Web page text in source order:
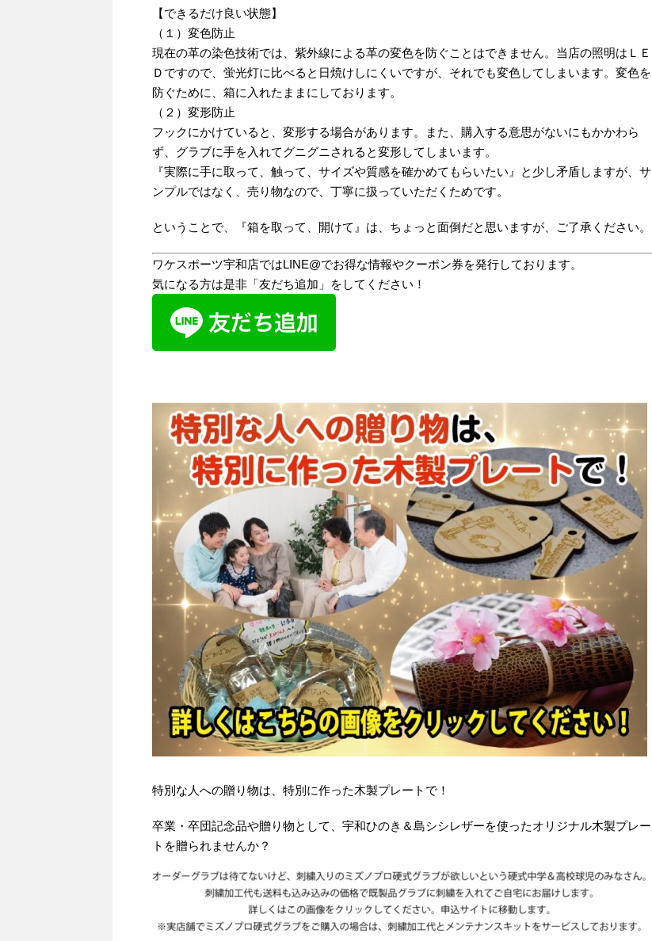
【できるだけ良い状態】
（１）変色防止
現在の革の染色技術では、紫外線による革の変色を防ぐことはできません。当店の照明はＬＥ
Ｄですので、蛍光灯に比べると日焼けしにくいですが、それでも変色してしまいます。変色を
防ぐために、箱に入れたままにしております。
（２）変形防止
フックにかけていると、変形する場合があります。また、購入する意思がないにもかかわら
ず、グラブに手を入れてグニグニされると変形してしまいます。
『実際に手に取って、触って、サイズや質感を確かめてもらいたい』と少し矛盾しますが、サ
ンプルではなく、売り物なので、丁寧に扱っていただくためです。
ということで、『箱を取って、開けて』は、ちょっと面倒だと思いますが、ご了承ください。
ワケスポーツ宇和店ではLINE@でお得な情報やクーポン券を発行しております。
気になる方は是非「友だち追加」をしてください！
特別な人への贈り物は、特別に作った木製プレートで！
卒業・卒団記念品や贈り物として、宇和ひのき＆島シシレザーを使ったオリジナル木製プレー
トを贈られませんか？